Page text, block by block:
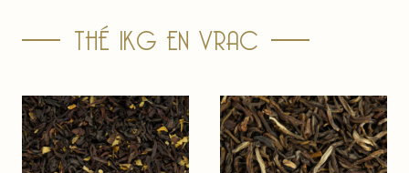
THÉ 1KG EN VRAC